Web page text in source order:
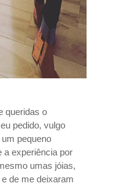
queridas o
pedido, vulgo
pequeno
a experiência por
umas jóias,
de me deixaram